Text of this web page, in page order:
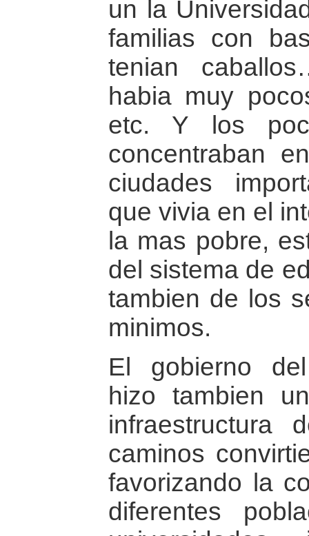
un la
familias con
tenian
habia muy
etc. Y los
concentraban
ciudades
que vivia en el
la mas pobre,
del sistema de
tambien de los
minimos.
El gobierno
hizo tambien
infraestructura
caminos
favorizando la
diferentes